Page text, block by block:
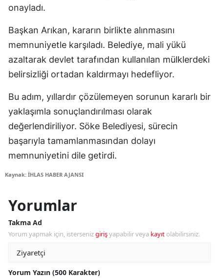
onayladı.
Başkan Arıkan, kararın birlikte alınmasını
memnuniyetle karşıladı. Belediye, mali yükü
azaltarak devlet tarafından kullanılan mülklerdeki
belirsizliği ortadan kaldırmayı hedefliyor.
Bu adım, yıllardır çözülemeyen sorunun kararlı bir
yaklaşımla sonuçlandırılması olarak
değerlendiriliyor. Söke Belediyesi, sürecin
başarıyla tamamlanmasından dolayı
memnuniyetini dile getirdi.
Kaynak: İHLAS HABER AJANSI
Yorumlar
Takma Ad
Yorum yapmak için, istersenizgirişyapabilir veya kayıt olabilirsiniz.
Yorum Yazın (500 Karakter)